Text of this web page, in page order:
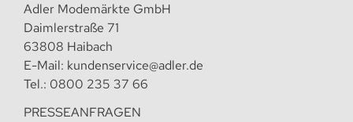
Adler Modemärkte GmbH
Daimlerstraße 71
63808 Haibach
E-Mail: kundenservice@adler.de
Tel.: 0800 235 37 66
PRESSEANFRAGEN